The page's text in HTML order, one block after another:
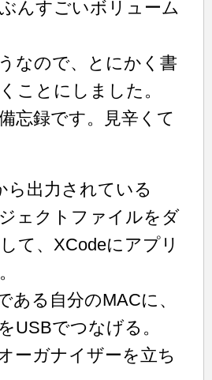
んすごいボリューム
なので、とにかく書
ことにしました。
忘録です。見辛くて
ら出力されている
ェクトファイルをダ
て、XCodeにアプリ
ある自分のMACに、
USBでつなげる。
ーガナイザーを立ち